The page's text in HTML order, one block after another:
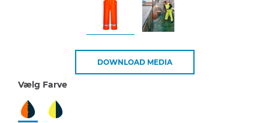
DOWNLOAD MEDIA
Vælg Farve